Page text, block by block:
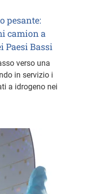
pesante:
camion a
Paesi Bassi
verso una
in servizio i
a idrogeno nei